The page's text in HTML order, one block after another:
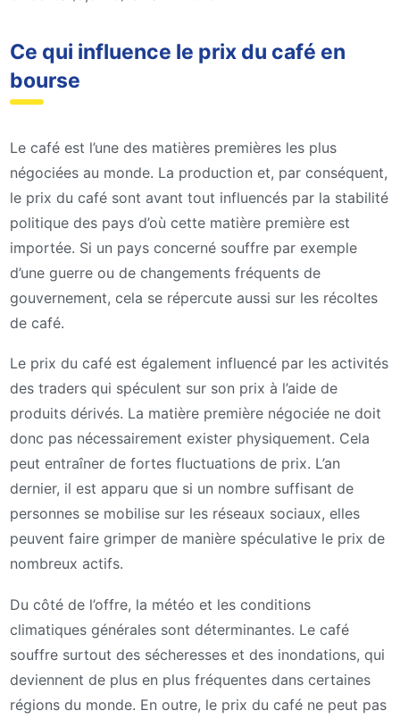
Ce qui influence le prix du café en
bourse
Le café est l’une des matières premières les plus
négociées au monde. La production et, par conséquent,
le prix du café sont avant tout influencés par la stabilité
politique des pays d’où cette matière première est
importée. Si un pays concerné souffre par exemple
d’une guerre ou de changements fréquents de
gouvernement, cela se répercute aussi sur les récoltes
de café.
Le prix du café est également influencé par les activités
des traders qui spéculent sur son prix à l’aide de
produits dérivés. La matière première négociée ne doit
donc pas nécessairement exister physiquement. Cela
peut entraîner de fortes fluctuations de prix. L’an
dernier, il est apparu que si un nombre suffisant de
personnes se mobilise sur les réseaux sociaux, elles
peuvent faire grimper de manière spéculative le prix de
nombreux actifs.
Du côté de l’offre, la météo et les conditions
climatiques générales sont déterminantes. Le café
souffre surtout des sécheresses et des inondations, qui
deviennent de plus en plus fréquentes dans certaines
régions du monde. En outre, le prix du café ne peut pas